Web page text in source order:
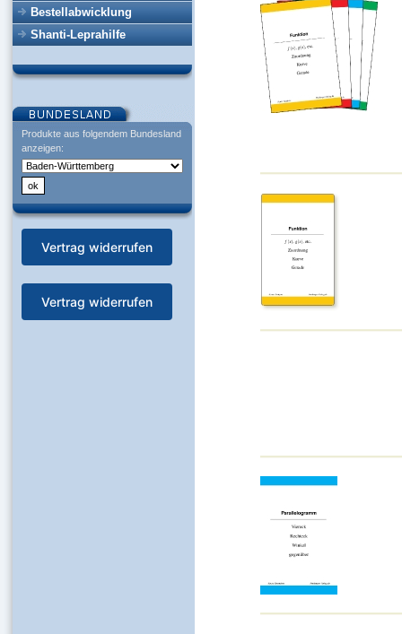
Bestellabwicklung
Shanti-Leprahilfe
Produkte aus folgendem Bundesland
anzeigen:
Vertrag widerrufen
Vertrag widerrufen